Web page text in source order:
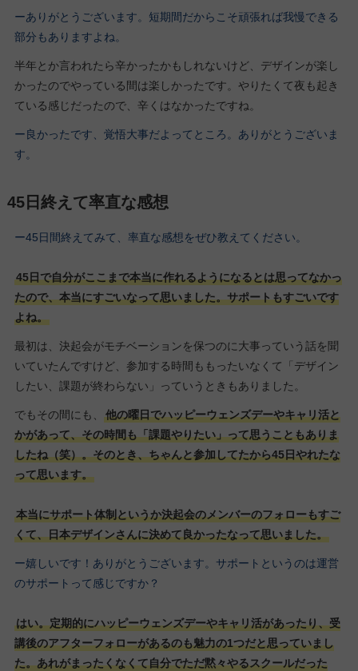
ーありがとうございます。短期間だからこそ頑張れば我慢できる
部分もありますよね。
半年とか言われたら辛かったかもしれないけど、デザインが楽し
かったのでやっている間は楽しかったです。やりたくて夜も起き
ている感じだったので、辛くはなかったですね。
ー良かったです、覚悟大事だよってところ。ありがとうございま
す。
45日終えて率直な感想
ー45日間終えてみて、率直な感想をぜひ教えてください。
45日で自分がここまで本当に作れるようになるとは思ってなかっ
たので、本当にすごいなって思いました。サポートもすごいです
よね。
最初は、決起会がモチベーションを保つのに大事っていう話を聞
いていたんですけど、参加する時間ももったいなくて「デザイン
したい、課題が終わらない」っていうときもありました。
でもその間にも、
他の曜日でハッピーウェンズデーやキャリ活と
かがあって、その時間も「課題やりたい」って思うこともありま
したね（笑）。そのとき、ちゃんと参加してたから45日やれたな
って思います。
本当にサポート体制というか決起会のメンバーのフォローもすご
くて、日本デザインさんに決めて良かったなって思いました。
ー嬉しいです！ありがとうございます。サポートというのは運営
のサポートって感じですか？
はい。定期的にハッピーウェンズデーやキャリ活があったり、受
講後のアフターフォローがあるのも魅力の1つだと思っていまし
た。あれがまったくなくて自分でただ黙々やるスクールだった